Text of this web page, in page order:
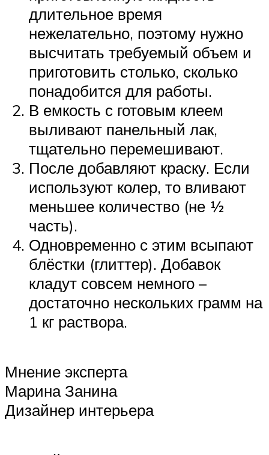
длительное время
нежелательно, поэтому нужно
высчитать требуемый объем и
приготовить столько, сколько
понадобится для работы.
В емкость с готовым клеем
выливают панельный лак,
тщательно перемешивают.
После добавляют краску. Если
используют колер, то вливают
меньшее количество (не ½
часть).
Одновременно с этим всыпают
блёстки (глиттер). Добавок
кладут совсем немного –
достаточно нескольких грамм на
1 кг раствора.
Мнение эксперта
Марина Занина
Дизайнер интерьера